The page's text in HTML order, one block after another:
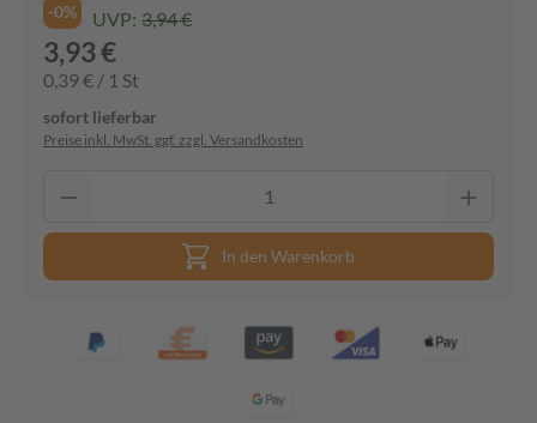
-0% UVP: 3,94 €
3,93 €
0,39 € / 1 St
sofort lieferbar
Preise inkl. MwSt. ggf. zzgl. Versandkosten
In den Warenkorb